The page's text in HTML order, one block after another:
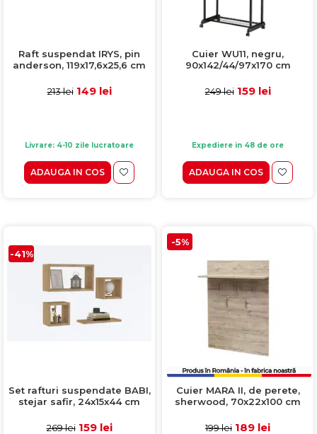
Raft suspendat IRYS, pin
anderson, 119x17,6x25,6 cm
213 lei 149 lei
Livrare: 4-10 zile lucratoare
ADAUGA IN COS
Cuier WU11, negru,
90x142/44/97x170 cm
249 lei 159 lei
Expediere in 48 de ore
ADAUGA IN COS
-41%
Set rafturi suspendate BABI,
stejar safir, 24x15x44 cm
269 lei 159 lei
-5%
Cuier MARA II, de perete,
sherwood, 70x22x100 cm
199 lei 189 lei